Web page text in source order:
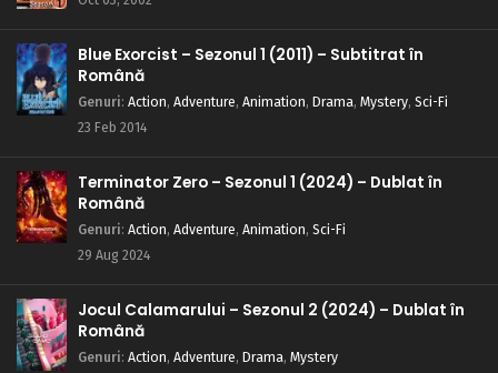
Eps 4 - Treci sau pici: Testul de supraviețuire - 24 July,
2025
Naruto – Sezonul 1 Episodul 3 – Sasuke și
2025
Naruto – Sezonul 1 Episodul 2 – Mă numesc
Konohamaru
Naruto – Sezonul 1 Episodul 1 – Intră în scenă
Naruto Uzumaki
Blue Exorcist – Sezonul 1 (2011) – Subtitrat în
Română
Genuri: Action, Adventure, Animation, Drama, Mystery, Sci-Fi
23 Feb 2014
Terminator Zero – Sezonul 1 (2024) – Dublat în
Română
Genuri: Action, Adventure, Animation, Sci-Fi
29 Aug 2024
Jocul Calamarului – Sezonul 2 (2024) – Dublat în
Română
Genuri: Action, Adventure, Drama, Mystery